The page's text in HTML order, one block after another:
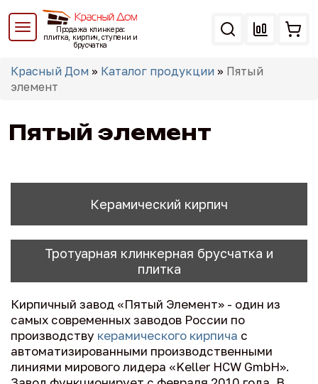
Перейти
основному
Продажа клинкера:
плитка, кирпич, ступени и
брусчатка
Вы
здесь
Красный Дом » Каталог продукции » Пятый
элемент
Пятый элемент
Керамический кирпич
Тротуарная клинкерная брусчатка и
плитка
Кирпичный завод «Пятый Элемент» - один из
самых современных заводов России по
производству керамического кирпича с
автоматизированными производственными
линиями мирового лидера «Keller HCW GmbH».